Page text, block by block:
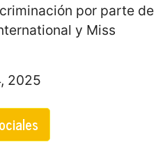
por parte de
y Miss
2025